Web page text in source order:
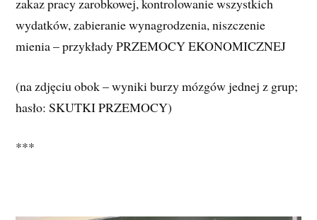
zakaz pracy zarobkowej, kontrolowanie wszystkich
wydatków, zabieranie wynagrodzenia, niszczenie
mienia – przykłady PRZEMOCY EKONOMICZNEJ
(na zdjęciu obok – wyniki burzy mózgów jednej z grup;
hasło: SKUTKI PRZEMOCY)
***